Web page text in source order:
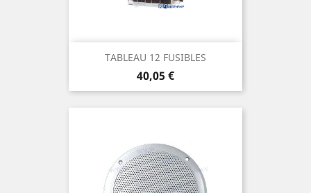
TABLEAU 12 FUSIBLES
Prix
40,05 €